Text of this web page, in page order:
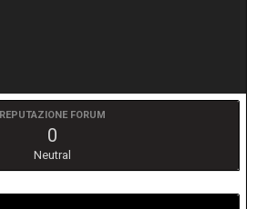
REPUTAZIONE FORUM
0
Neutral